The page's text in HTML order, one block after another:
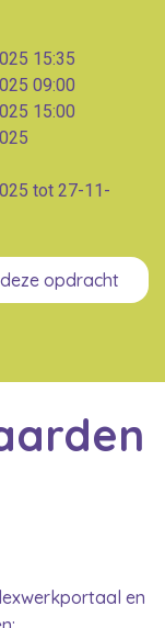
15:35
09:00
15:00
tot 27-11-
opdracht
en